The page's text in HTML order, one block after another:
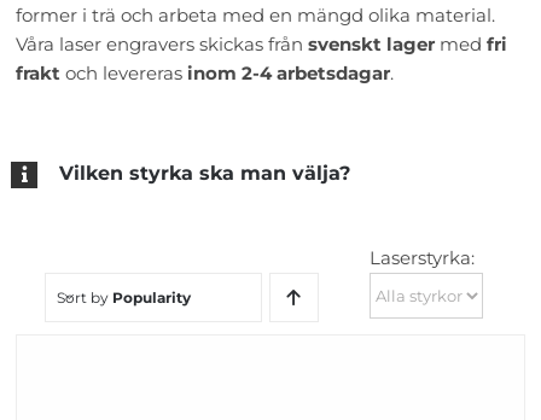
former i trä och arbeta med en mängd olika material.
Våra laser engravers skickas från svenskt lagermed fri
frakt och levererasinom 2-4 arbetsdagar.
Vilken styrka ska man välja?
Sort by Popularity
Laserstyrka: